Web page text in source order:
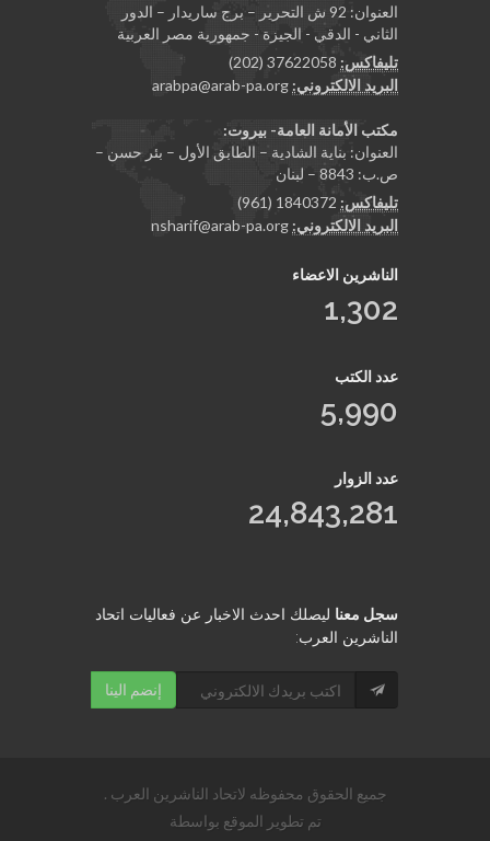
العنوان: 92 ش التحرير – برج ساريدار – الدور
الثاني - الدقي - الجيزة - جمهورية مصر العربية
تليفاكس:
البريد الالكتروني:
مكتب الأمانة العامة- بيروت:
العنوان: بناية الشادية – الطابق الأول – بئر حسن –
ص.ب: 8843 – لبنان
تليفاكس:
البريد الالكتروني:
الناشرين الاعضاء
1,302
عدد الكتب
5,990
عدد الزوار
24,843,281
سجل معنا ليصلك احدث الاخبار عن فعاليات اتحاد
الناشرين العرب:
إنضم الينا
جميع الحقوق محفوظه لاتحاد الناشرين العرب .
تم تطوير الموقع بواسطة